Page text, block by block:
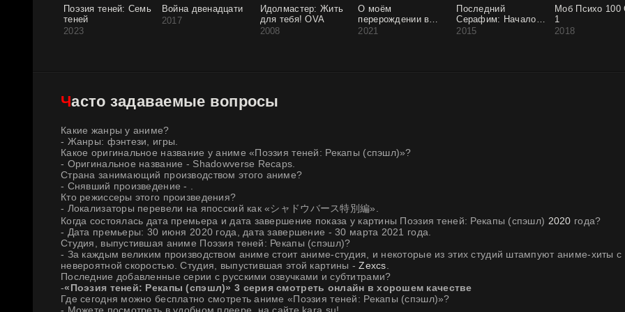
Поэзия теней: Семь
теней
2023
Война двенадцати
2017
Идолмастер: Жить
для тебя! OVA
2008
О моём
перерождении в
слизь: Хината
2021
Последний
Серафим: Начало
конца (спэшл)
2015
Моб Психо 100
1
2018
Часто задаваемые вопросы
Какие жанры у аниме?
- Жанры: фэнтези, игры.
Какое оригинальное название у аниме «Поэзия теней: Рекапы (спэшл)»?
- Оригинальное название - Shadowverse Recaps.
Страна занимающий производством этого аниме?
- Снявший произведение - .
Кто режиссеры этого произведения?
- Локализаторы перевели на япосский как «シャドウバース特別編».
Когда состоялась дата премьера и дата завершение показа у картины Поэзия теней: Рекапы (спэшл) 2020 года?
- Дата премьеры: 30 июня 2020 года, дата завершение - 30 марта 2021 года.
Студия, выпустившая аниме Поэзия теней: Рекапы (спэшл)?
- За каждым великим производством аниме стоит аниме-студия, и некоторые из этих студий штампуют аниме-хиты с
невероятной скоростью. Студия, выпустившая этой картины -Zexcs
Последние добавленные серии с русскими озвучками и субтитрами?
-«Поэзия теней: Рекапы (спэшл)» 3 серия смотреть онлайн в хорошем качестве
Где сегодня можно бесплатно смотреть аниме «Поэзия теней: Рекапы (спэшл)»?